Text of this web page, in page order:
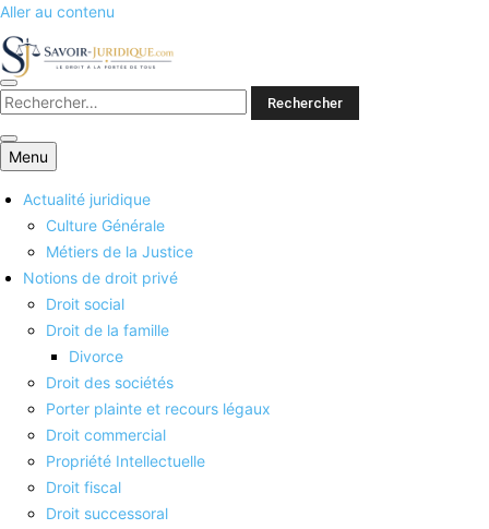
Aller au contenu
Savoirs juridiques
Menu
Actualité juridique
Culture Générale
Métiers de la Justice
Notions de droit privé
Droit social
Droit de la famille
Divorce
Droit des sociétés
Porter plainte et recours légaux
Droit commercial
Propriété Intellectuelle
Droit fiscal
Droit successoral